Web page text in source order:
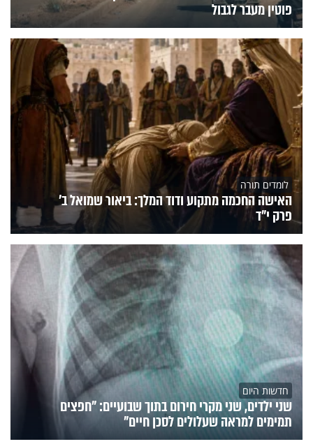
פוטין מעבר לגבול
לומדים תורה
האישה החכמה מתקוע ודוד המלך: ביאור שמואל ב'
פרק י"ד
חדשות היום
שני ילדים, שני מקרי חירום בתוך שבועיים: "חפצים
תמימים למראה שעלולים לסכן חיים"